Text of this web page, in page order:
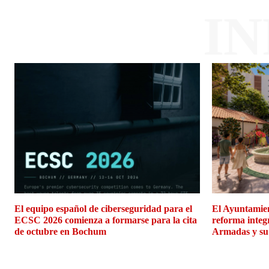
El equipo español de ciberseguridad para el
ECSC 2026 comienza a formarse para la cita
de octubre en Bochum
El
reforma
Armadas y